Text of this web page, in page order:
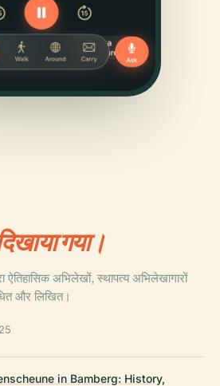
गया।
ऐतिहासिक अभिलेखों, स्थापत्य अभिलेखागारों
और लिखित।
in Bamberg: History,